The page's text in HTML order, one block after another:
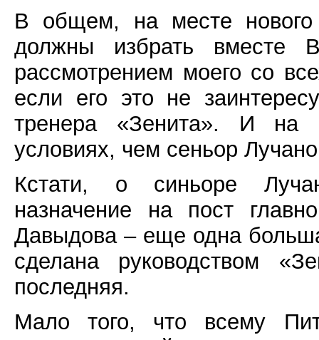
В общем, на месте нового
должны избрать вместе
рассмотрением моего со
если его это не
тренера «Зенита». И на
условиях, чем сеньор
Кстати, о синьоре
назначение на пост
Давыдова – еще одна
сделана руководством
последняя.
Мало того, что всему